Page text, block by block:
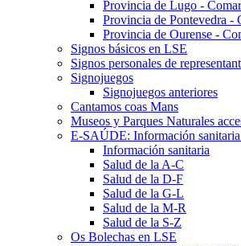
Provincia de Lugo -
Provincia de Pontevedra -
Provincia de Ourense -
Signos básicos en LSE
Signos personales de
Signojuegos
Signojuegos anteriores
Cantamos coas Mans
Museos y Parques Naturales
E-SAÚDE: Información
Información sanitaria
Salud de la A-C
Salud de la D-F
Salud de la G-L
Salud de la M-R
Salud de la S-Z
Os Bolechas en LSE